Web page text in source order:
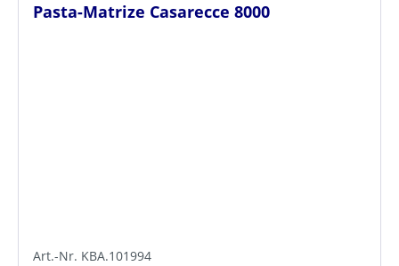
Pasta-Matrize Casarecce 8000
Art.-Nr. KBA.101994